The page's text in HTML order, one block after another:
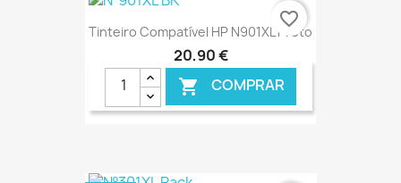
€ ONLINE
Tinteiro Compatível HP N901XL Preto
20,90 €
 COMPRAR
favorite_border